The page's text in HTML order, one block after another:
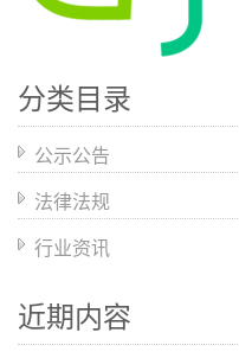
分类目录
公示公告
法律法规
行业资讯
近期内容